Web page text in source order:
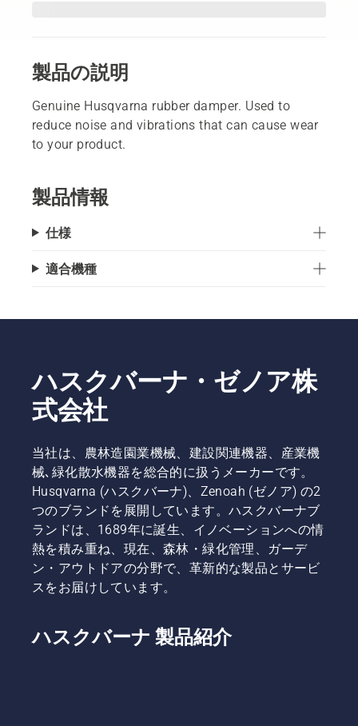
製品の説明
Genuine Husqvarna rubber damper. Used to
reduce noise and vibrations that can cause wear
to your product.
製品情報
仕様
適合機種
ハスクバーナ・ゼノア株
式会社
当社は、農林造園業機械、建設関連機器、産業機
械､緑化散水機器を総合的に扱うメーカーです。
Husqvarna (ハスクバーナ)、Zenoah (ゼノア) の2
つのブランドを展開しています。ハスクバーナブ
ランドは、1689年に誕生、イノベーションへの情
熱を積み重ね、現在、森林・緑化管理、ガーデ
ン・アウトドアの分野で、革新的な製品とサービ
スをお届けしています。
ハスクバーナ 製品紹介